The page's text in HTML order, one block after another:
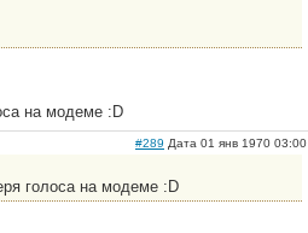
на модеме :D
#289 Дата 01 янв 1970 03:00
голоса на модеме :D